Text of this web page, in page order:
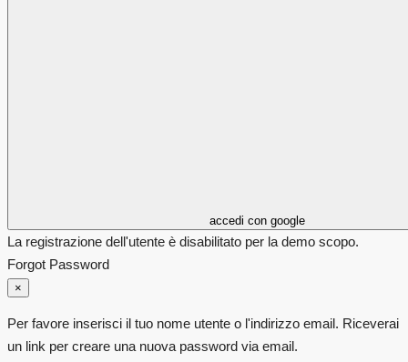
accedi con google
La registrazione dell'utente è disabilitato per la demo scopo.
Forgot Password
×
Per favore inserisci il tuo nome utente o l'indirizzo email. Riceverai
un link per creare una nuova password via email.